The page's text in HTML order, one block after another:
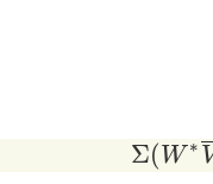
Σ( W ∗